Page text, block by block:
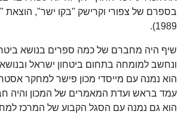
בספרם של צפורי וקרישק "בקו ישר", הוצאת
1989).
שיף היה מחברם של כמה ספרים בנושא
ונחשב למומחה בתחום ביטחון ישראל
הוא נמנה עם מייסדי מכון פישר למחקר
עמד בראש ועדת המאמרים של המכון והיה
הוא גם נמנה עם הסגל הקבוע של המרכז